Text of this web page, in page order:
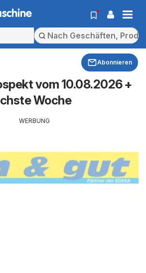
Abonnieren
vom 10.08.2026 +
Woche
WERBUNG